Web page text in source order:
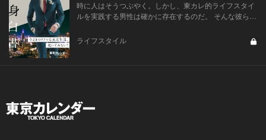
時に人はそうつぶやく。しかし、東カレ的ライフスタイ
ルを実践する男性は確かに存在するのだ。 そんな彼らに
場するのは、ハイスペッ...
ライフスタイル